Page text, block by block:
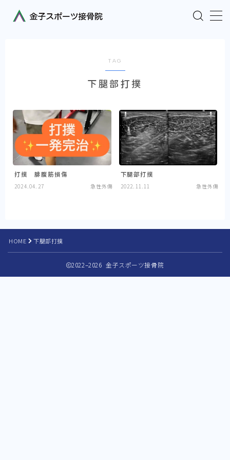
当院の特徴／患者様・お客様の声
スタッフ
症例など
TAG
下腿部打撲
打撲 腓腹筋損傷
2024.04.27 急性外傷
下腿部打撲
2022.11.11 急性外傷
HOME 下腿部打撲
2022–2026 金子スポーツ接骨院